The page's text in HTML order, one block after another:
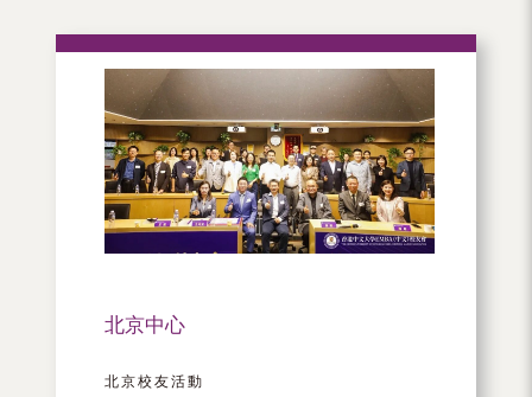
北京中心
北京校友活動